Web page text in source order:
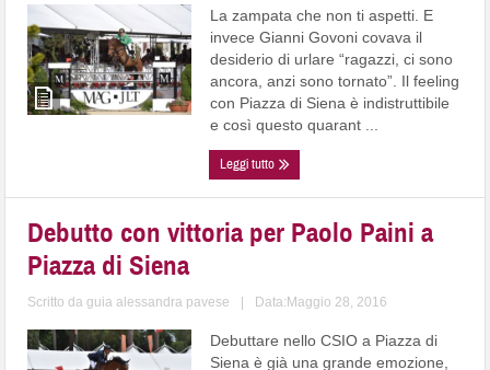
La zampata che non ti aspetti. E
invece Gianni Govoni covava il
desiderio di urlare “ragazzi, ci sono
ancora, anzi sono tornato”. Il feeling
con Piazza di Siena è indistruttibile
e così questo quarant ...
Leggi tutto
Debutto con vittoria per Paolo Paini a
Piazza di Siena
Scritto daguia alessandra pavese Data:Maggio 28, 2016
Debuttare nello CSIO a Piazza di
Siena è già una grande emozione,